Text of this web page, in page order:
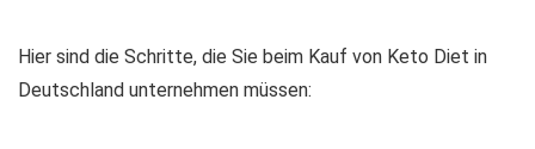
Hier sind die Schritte, die Sie beim Kauf von Keto Diet in
Deutschland unternehmen müssen: